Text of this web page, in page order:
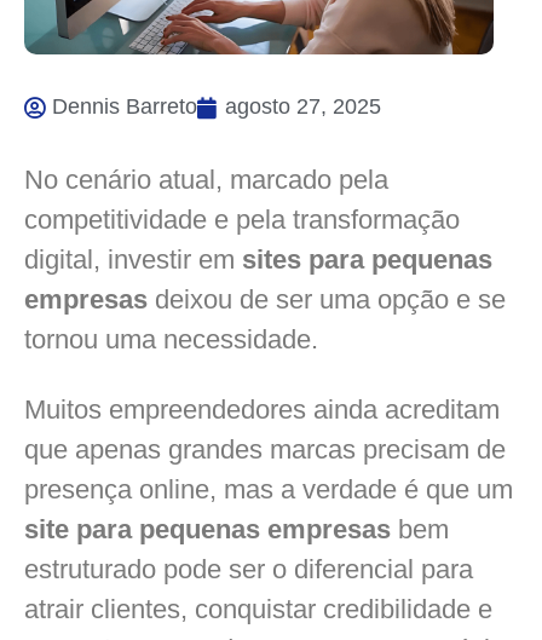
Dennis Barreto agosto 27, 2025
No cenário atual, marcado pela
competitividade e pela transformação
digital, investir em sites para pequenas
empresas deixou de ser uma opção e se
tornou uma necessidade.
Muitos empreendedores ainda acreditam
que apenas grandes marcas precisam de
presença online, mas a verdade é que um
site para pequenas empresas bem
estruturado pode ser o diferencial para
atrair clientes, conquistar credibilidade e